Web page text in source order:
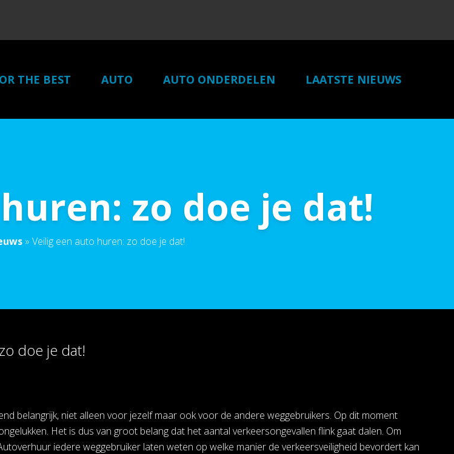
THE BEST AUTO AUTO ONDERDELEN LAATSTE NIEUWS
zo doe je dat!
» Veilig een auto huren: zo doe je dat!
doe je dat!
belangrijk, niet alleen voor jezelf maar ook voor de andere weggebruikers. Op dit moment
Het is dus van groot belang dat het aantal verkeersongevallen flink gaat dalen. Om
iedere weggebruiker laten weten op welke manier de verkeersveiligheid bevordert kan